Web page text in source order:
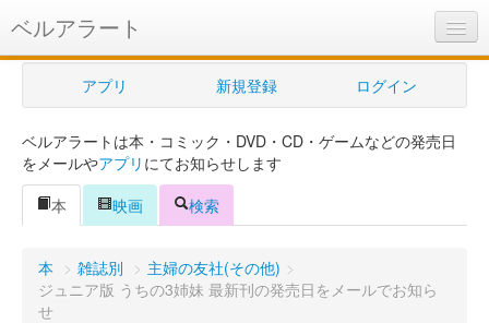
ベルアラート
ベルアラートとは
ヘルプ
新規登録
ログイン
購入管理
アプリ 新規登録 ログイン
ベルアラートは本・コミック・DVD・CD・ゲームなどの発売日
をメールやアプリ にてお知らせします
本
映画 検索
本 > 雑誌別 > 主婦の友社(その他) >
ジュニア版 うちの3姉妹 最新刊の発売日をメールでお知ら
せ